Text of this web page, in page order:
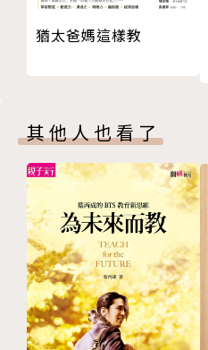
h.D.），美國藝術與科學學
軍人物。
理學網站「認知與情緒新聞
士」、「銀髮心棧」，在泛
點等設有專欄。是邏輯縝密
下則是萌萌的米飛兔頭號粉
▍「科學奶爸」
兩個兒子的爸爸，老大9歲
智鬥勇」中累積了豐富的育
則的爸爸」，卻時時體察孩
情感支援，是孩子成長中
猶太爸媽這樣教
其他人也看了